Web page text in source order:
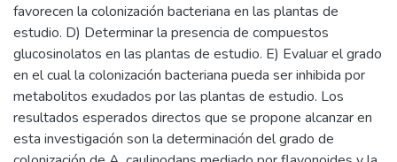
favorecen la colonización bacteriana en las plantas de
estudio. D) Determinar la presencia de compuestos
glucosinolatos en las plantas de estudio. E) Evaluar el grado
en el cual la colonización bacteriana pueda ser inhibida por
metabolitos exudados por las plantas de estudio. Los
resultados esperados directos que se propone alcanzar en
esta investigación son la determinación del grado de